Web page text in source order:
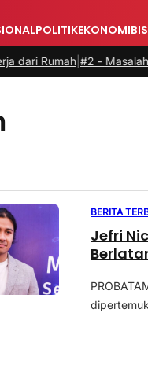
POLITIKEKONOMI
|#2 -Masalah Utama
BERITA
Jefri